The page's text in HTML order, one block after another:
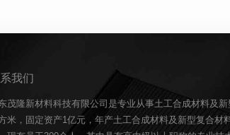
我们
茂隆新材料科技有限公司是专业从事土工合成材料及
米，固定资产1亿元，年产土工合成材料及新型复合材